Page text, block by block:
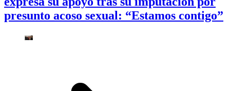
presunto acoso sexual: “Estamos contigo”